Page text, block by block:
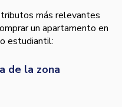
más relevantes
un apartamento en
estudiantil:
de la zona